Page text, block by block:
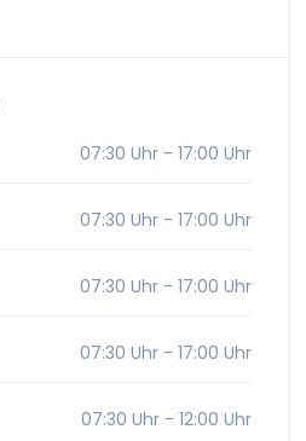
07:30 Uhr - 17:00 Uhr
07:30 Uhr - 17:00 Uhr
07:30 Uhr - 17:00 Uhr
07:30 Uhr - 17:00 Uhr
07:30 Uhr - 12:00 Uhr